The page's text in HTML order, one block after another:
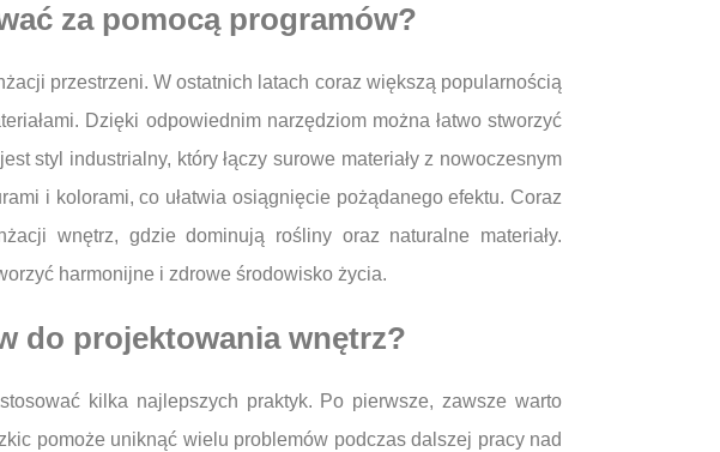
za pomocą programów?
przestrzeni. W ostatnich latach coraz większą popularnością
Dzięki odpowiednim narzędziom można łatwo stworzyć
styl industrialny, który łączy surowe materiały z nowoczesnym
i kolorami, co ułatwia osiągnięcie pożądanego efektu. Coraz
wnętrz, gdzie dominują rośliny oraz naturalne materiały.
harmonijne i zdrowe środowisko życia.
do projektowania wnętrz?
kilka najlepszych praktyk. Po pierwsze, zawsze warto
pomoże uniknąć wielu problemów podczas dalszej pracy nad